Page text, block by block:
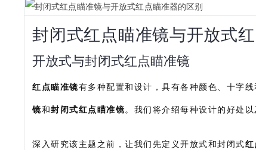
封闭式红点瞄准镜与开放式
开放式与封闭式红点瞄准镜
红点瞄准镜有多种配置和设计，具有各种颜色、十字
镜和封闭式红点瞄准镜。我们将介绍每种设计的好处
深入研究该主题之前，让我们先定义开放式和封闭式